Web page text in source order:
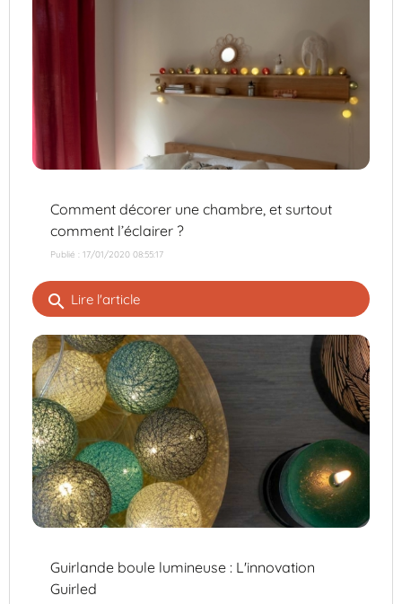
Comment décorer une chambre, et surtout
comment l’éclairer ?
Publié : 17/01/2020 08:55:17
search Lire l'article
Guirlande boule lumineuse : L'innovation
Guirled